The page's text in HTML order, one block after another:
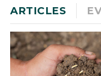
ARTICLES